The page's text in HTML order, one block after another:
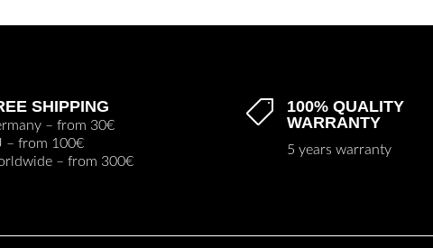
SHIPPING
– from 30€
– from 100€
– from 300€

100% QUALITY
WARRANTY
5 years warranty